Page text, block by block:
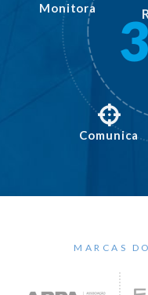
Comunica
Monitora
MARCAS